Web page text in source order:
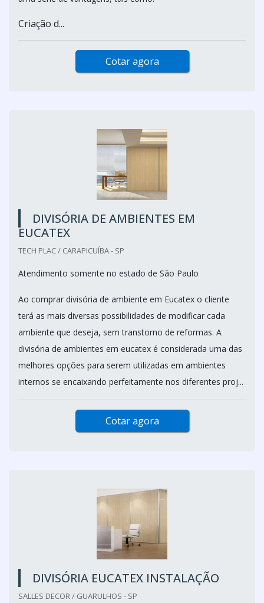
Criação d...
Cotar agora
DIVISÓRIA DE AMBIENTES EM
EUCATEX
TECH PLAC / CARAPICUÍBA - SP
Atendimento somente no estado de São Paulo
Ao comprar divisória de ambiente em Eucatex o cliente
terá as mais diversas possibilidades de modificar cada
ambiente que deseja, sem transtorno de reformas. A
divisória de ambientes em eucatex é considerada uma das
melhores opções para serem utilizadas em ambientes
internos se encaixando perfeitamente nos diferentes proj...
Cotar agora
DIVISÓRIA EUCATEX INSTALAÇÃO
SALLES DECOR / GUARULHOS - SP